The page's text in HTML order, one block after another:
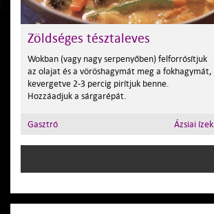
Zöldséges tésztaleves
Wokban (vagy nagy serpenyőben) felforrósítjuk
az olajat és a vöröshagymát meg a fokhagymát,
kevergetve 2-3 percig pirítjuk benne.
Hozzáadjuk a sárgarépát.
Gasztró Ázsiai ízek